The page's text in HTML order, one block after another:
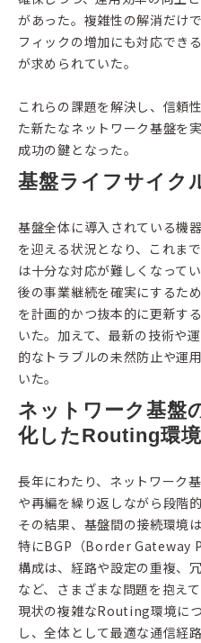
があった。複雑性の解消だけ
フィックの増加にも対応でき
が求められていた。
これらの課題を解決し、信頼
た新たなネットワーク基盤を
成功の鍵となった。
基盤ライフサイク
基盤全体に導入されている機
を迎える状況となり、これま
は十分な対応が難しくなって
後の事業継続を確実にするた
を計画的かつ抜本的に更新す
いた。加えて、最新の技術や
的なトラブルの未然防止や運
いた。
ネットワーク基盤
化したRouting環
長年にわたり、ネットワーク
や再編を繰り返しながら段階
その結果、基盤間の接続環境
特にBGP（Border Gateway
構成は、経路や設定の重複、
など、さまざまな問題を抱え
現状の複雑なRouting環境に
し、全体として最適な通信経